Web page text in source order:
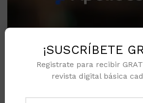
¡SUSCRÍBETE
Registrate para recibir
revista digital básica